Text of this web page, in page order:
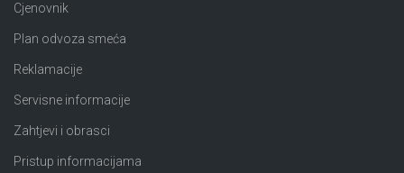
Cjenovnik
Plan odvoza smeća
Reklamacije
Servisne informacije
Zahtjevi i obrasci
Pristup informacijama